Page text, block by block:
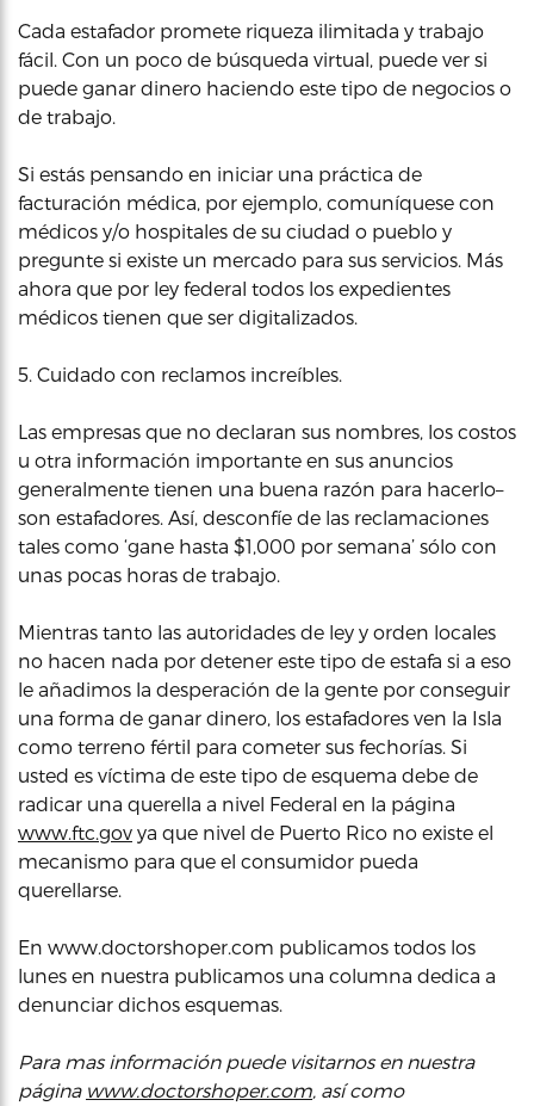
Cada estafador promete riqueza ilimitada y trabajo
fácil. Con un poco de búsqueda virtual, puede ver si
puede ganar dinero haciendo este tipo de negocios o
de trabajo.
Si estás pensando en iniciar una práctica de
facturación médica, por ejemplo, comuníquese con
médicos y/o hospitales de su ciudad o pueblo y
pregunte si existe un mercado para sus servicios. Más
ahora que por ley federal todos los expedientes
médicos tienen que ser digitalizados.
5. Cuidado con reclamos increíbles.
Las empresas que no declaran sus nombres, los costos
u otra información importante en sus anuncios
generalmente tienen una buena razón para hacerlo–
son estafadores. Así, desconfíe de las reclamaciones
tales como ‘gane hasta $1,000 por semana’ sólo con
unas pocas horas de trabajo.
Mientras tanto las autoridades de ley y orden locales
no hacen nada por detener este tipo de estafa si a eso
le añadimos la desperación de la gente por conseguir
una forma de ganar dinero, los estafadores ven la Isla
como terreno fértil para cometer sus fechorías. Si
usted es víctima de este tipo de esquema debe de
radicar una querella a nivel Federal en la página
www.ftc.gov ya que nivel de Puerto Rico no existe el
mecanismo para que el consumidor pueda
querellarse.
En www.doctorshoper.com publicamos todos los
lunes en nuestra publicamos una columna dedica a
denunciar dichos esquemas.
Para mas información puede visitarnos en nuestra
página www.doctorshoper.com, así como